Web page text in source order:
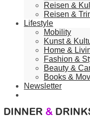
Reisen &
Reisen &
Lifestyle
Mobility
Kunst &
Home &
Fashion &
Beauty &
Books &
Newsletter